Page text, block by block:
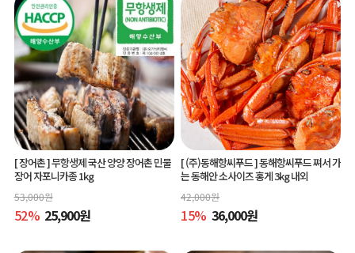
[ 장어촌 ]무항생제 국산 양양 장어촌 민물
장어 자포니카종 1kg
53,000원
52% 25,900원
[ (주)동해항씨푸드 ]동해항씨푸드 쪄서 가
는 동해안 소사이즈 홍게 3kg 내외
42,000원
15% 36,000원